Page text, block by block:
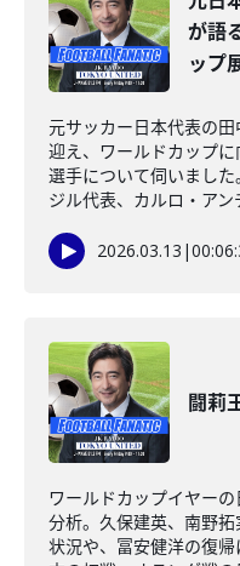
が語
ップ
元サッカー日本代表の
迎え、ワールドカップ
選手について伺いまし
ジル代表、カルロ・ア
2026.03.13 |
闘莉
ワールドカップイヤー
分析。久保建英、南野
状況や、冨安健洋の復